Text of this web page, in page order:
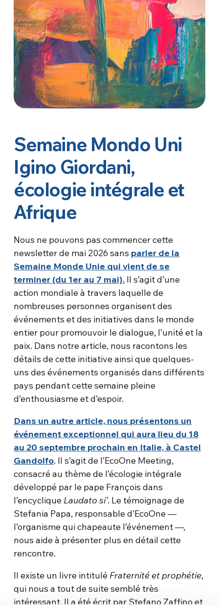
Semaine Mondo Uni
Igino Giordani,
écologie intégrale et
Afrique
Nous ne pouvons pas commencer cette
newsletter de mai 2026 sans parler de la
Semaine Monde Unie qui vient de se
terminer (du 1er au 7 mai). Il s’agit d’une
action mondiale à travers laquelle de
nombreuses personnes organisent des
événements et des initiatives dans le monde
entier pour promouvoir le dialogue, l’unité et la
paix. Dans notre article, nous racontons les
détails de cette initiative ainsi que quelques-
uns des événements organisés dans différents
pays pendant cette semaine pleine
d’enthousiasme et d’espoir.
Dans un autre article, nous présentons un
événement exceptionnel qui aura lieu du 18
au 20 septembre prochain en Italie, à Castel
Gandolfo. Il s’agit de l’EcoOne Meeting,
consacré au thème de l’écologie intégrale
développé par le pape François dans
l’encyclique Laudato si’. Le témoignage de
Stefania Papa, responsable d’EcoOne —
l’organisme qui chapeaute l’événement —,
nous aide à présenter plus en détail cette
rencontre.
Il existe un livre intitulé Fraternité et prophétie,
qui nous a tout de suite semblé très
intéressant. Il a été écrit par Stefano Zaffino et